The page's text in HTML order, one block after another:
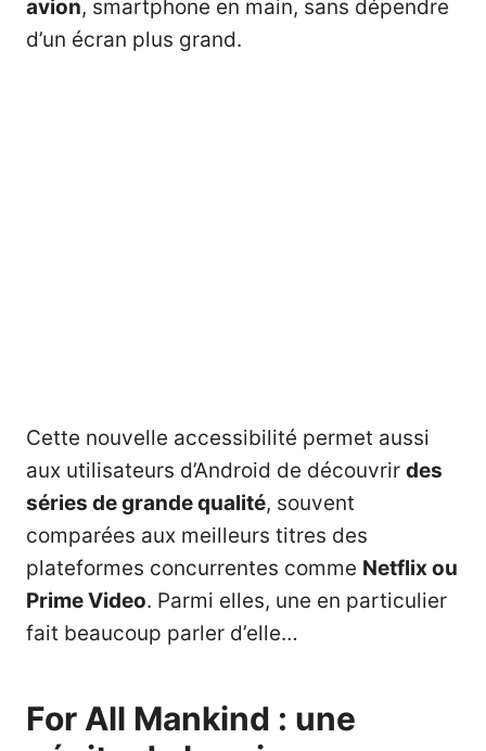
avion, smartphone en main, sans dépendre
d’un écran plus grand.
Cette nouvelle accessibilité permet aussi
aux utilisateurs d’Android de découvrir des
séries de grande qualité, souvent
comparées aux meilleurs titres des
plateformes concurrentes comme Netflix ou
Prime Video. Parmi elles, une en particulier
fait beaucoup parler d’elle…
For All Mankind : une